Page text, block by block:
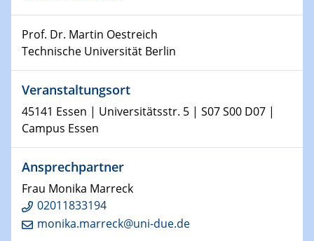
world
14.01.2025
SFB 1242 Kolloquium
15.01.2025
Physikalisches Kolloquium
15.01.2025
GDCh Kolloquium
Prof. Dr. Martin Oestreich
Technische Universität Berlin
Veranstaltungsort
45141 Essen | Universitätsstr. 5 | S07 S00 D07 |
Campus Essen
Ansprechpartner
Frau Monika Marreck
02011833194
monika.marreck@uni-due.de